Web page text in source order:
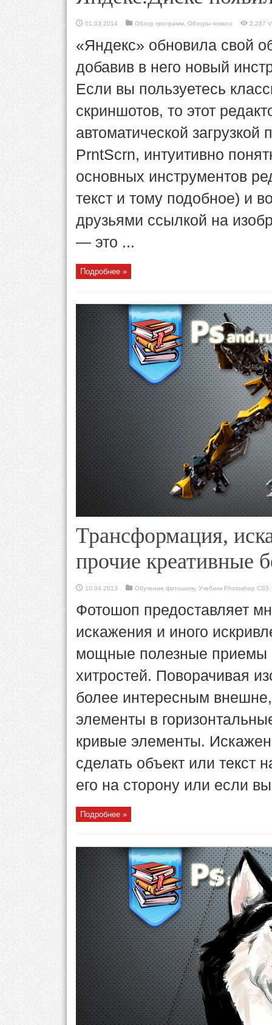
01.03.2014 Обзор программ, Обзоры нового 2,287
«Яндекс» обновила свой
добавив в него новый
Если вы пользуетесь
скриншотов, то этот
автоматической
PrntScrn, интуитивно
основных инструментов
текст и тому подобное) и
друзьями ссылкой на
— это ...
Подробнее »
Трансформация,
прочие креативные
10.04.2013 Обучение фотошопу, Учебник Photoshop CS5
Фотошоп предоставляет
искажения и иного
мощные полезные приемы
хитростей. Поворачивая
более интересным
элементы в
кривые элементы.
сделать объект или текст
его на сторону или если
Подробнее »